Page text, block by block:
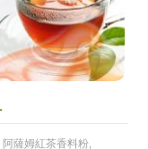
阿薩姆紅茶香料粉,